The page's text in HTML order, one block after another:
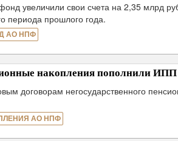
увеличили свои счета на 2,35 млрд
периода прошлого года.
АО НПФ
накопления пополнили ИПП
договорам негосударственного
АО НПФ